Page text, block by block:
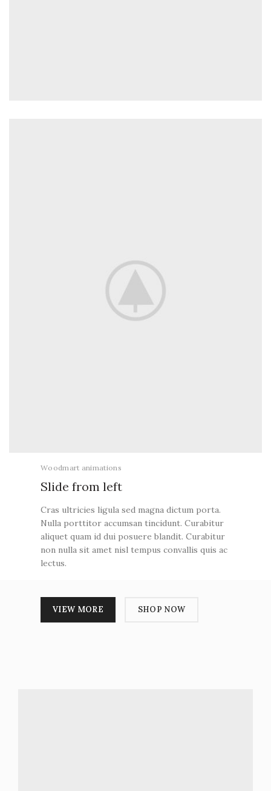
Woodmart animations
Slide fromleft
Cras ultricies ligula sed magna dictum porta.
Nulla porttitor accumsan tincidunt. Curabitur
aliquet quam id dui posuere blandit. Curabitur
non nulla sit amet nisl tempus convallis quis ac
lectus.
VIEW MORE SHOP NOW